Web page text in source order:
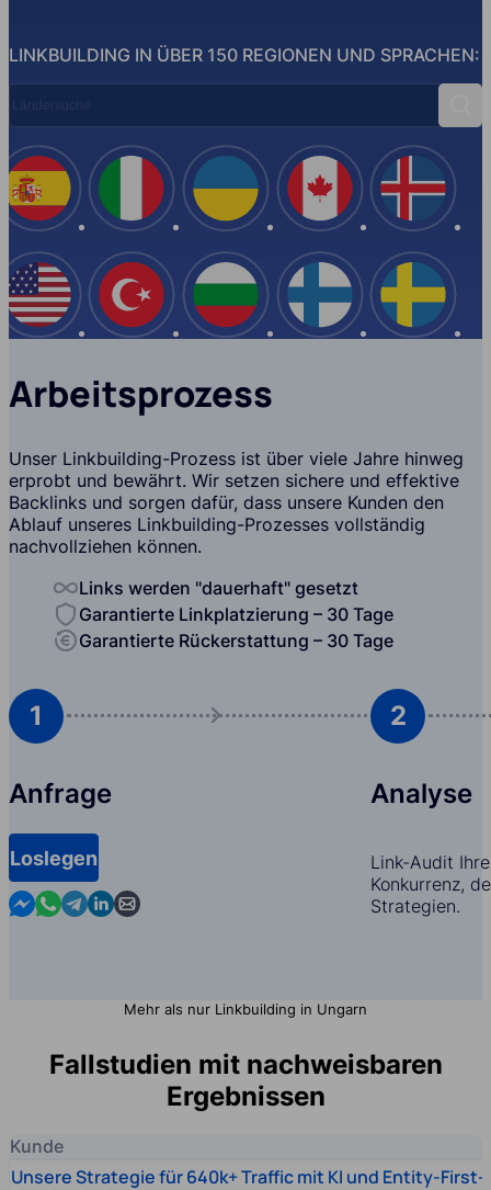
LINKBUILDING IN ÜBER 150 REGIONEN UND SPRACHEN:
Spanien
USA
Italien
Türkei
Ukraine
Bulgarien
Kanada
Finnland
Island
Arbeitsprozess
Unser Linkbuilding-Prozess ist über viele Jahre hinweg
erprobt und bewährt. Wir setzen sichere und effektive
Backlinks und sorgen dafür, dass unsere Kunden den
Ablauf unseres Linkbuilding-Prozesses vollständig
nachvollziehen können.
Links werden "dauerhaft" gesetzt
Garantierte Linkplatzierung – 30 Tage
Garantierte Rückerstattung – 30 Tage
1
Anfrage
Loslegen
Contact us in Messenger
Contact us in WhatsApp
Contact us in Telegram
Contact us in Linkedin
Contact us by email
2
Analyse
Link-Audit
Konkurrenz,
Strategien.
Mehr als nur Linkbuilding in Ungarn
Fallstudien mit nachweisbaren
Ergebnissen
Kunde
Unsere Strategie für 640k+ Traffic mit KI und Entity-